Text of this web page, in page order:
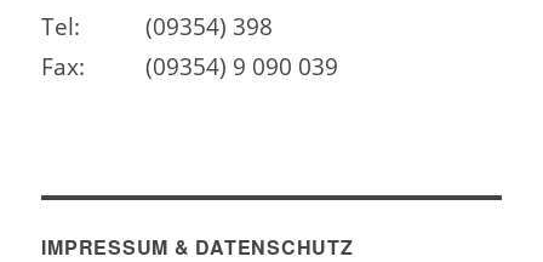
Tel:
(09354) 398
Fax:
(09354) 9 090 039
IMPRESSUM & DATENSCHUTZ